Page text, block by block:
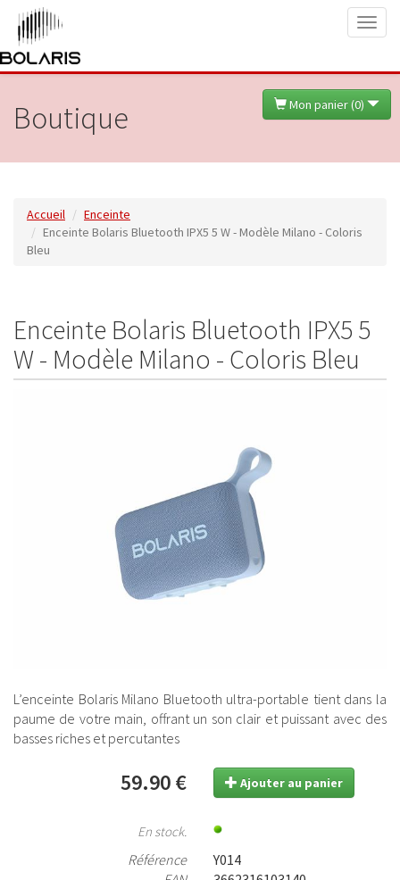
Mon panier (0)
Boutique
Accueil
Enceinte
Enceinte Bolaris Bluetooth IPX5 5 W - Modèle Milano - Coloris
Bleu
Enceinte Bolaris Bluetooth IPX5 5
W - Modèle Milano - Coloris Bleu
L’enceinte Bolaris Milano Bluetooth ultra-portable tient dans la
paume de votre main, offrant un son clair et puissant avec des
basses riches et percutantes
59.90 €
En stock.
Ajouter au panier
Référence
Y014